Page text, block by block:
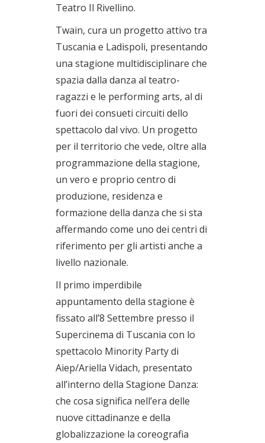
Teatro Il Rivellino.
Twain, cura un progetto attivo tra
Tuscania e Ladispoli, presentando
una stagione multidisciplinare che
spazia dalla danza al teatro-
ragazzi e le performing arts, al di
fuori dei consueti circuiti dello
spettacolo dal vivo. Un progetto
per il territorio che vede, oltre alla
programmazione della stagione,
un vero e proprio centro di
produzione, residenza e
formazione della danza che si sta
affermando come uno dei centri di
riferimento per gli artisti anche a
livello nazionale.
Il primo imperdibile
appuntamento della stagione è
fissato all’8 Settembre presso il
Supercinema di Tuscania con lo
spettacolo Minority Party di
Aiep/Ariella Vidach, presentato
all’interno della Stagione Danza:
che cosa significa nell’era delle
nuove cittadinanze e della
globalizzazione la coreografia